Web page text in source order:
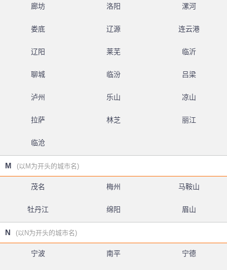
廊坊 洛阳 漯河
娄底 辽源 连云港
辽阳 莱芜 临沂
聊城 临汾 吕梁
泸州 乐山 凉山
拉萨 林芝 丽江
临沧
M (以M为开头的城市名)
茂名 梅州 马鞍山
牡丹江 绵阳 眉山
N (以N为开头的城市名)
宁波 南平 宁德